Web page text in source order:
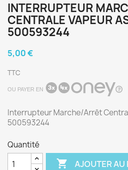
INTERRUPTEUR
CENTRALE VAPEUR
500593244
5,00 €
TTC
OU PAYER EN
Interrupteur Marche/Arrêt
500593244
Quantité
 AJOUTER AU